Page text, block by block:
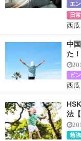
エ
日
西瓜
中
た！
ピ
西瓜
法
勉